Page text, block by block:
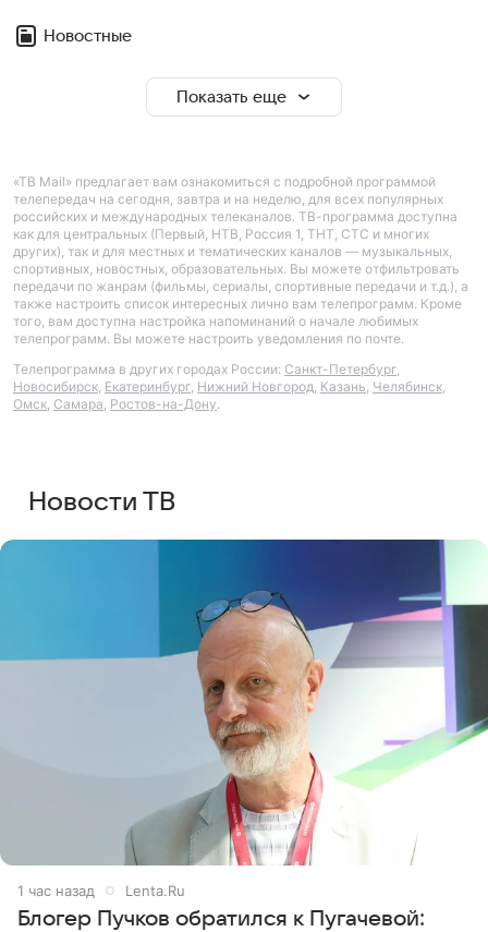
Новостные
Показать еще
«ТВ Mail» предлагает вам ознакомиться с подробной программой
телепередач на сегодня, завтра и на неделю, для всех популярных
российских и международных телеканалов. ТВ-программа доступна
как для центральных (Первый, НТВ, Россия 1, ТНТ, СТС и многих
других), так и для местных и тематических каналов — музыкальных,
спортивных, новостных, образовательных. Вы можете отфильтровать
передачи по жанрам (фильмы, сериалы, спортивные передачи и т.д.), а
также настроить список интересных лично вам телепрограмм. Кроме
того, вам доступна настройка напоминаний о начале любимых
телепрограмм. Вы можете настроить уведомления по почте.
Телепрограмма в других городах России: Санкт-Петербург,
Новосибирск, Екатеринбург, Нижний Новгород, Казань, Челябинск,
Омск, Самара, Ростов-на-Дону.
Новости ТВ
1 час назад Lenta.Ru
Блогер Пучков обратился к Пугачевой: